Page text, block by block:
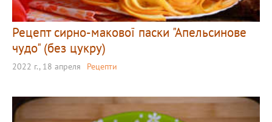
Рецепт сирно-макової паски "Апельсинове
чудо" (без цукру)
2022 г., 18 апреля Рецепти